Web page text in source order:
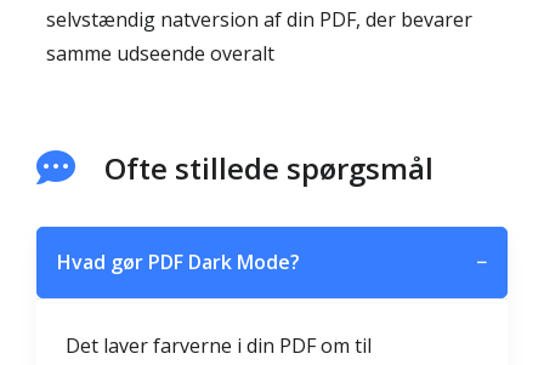
selvstændig natversion af din PDF, der bevarer
samme udseende overalt
Ofte stillede spørgsmål
Hvad gør PDF Dark Mode? −
Det laver farverne i din PDF om til